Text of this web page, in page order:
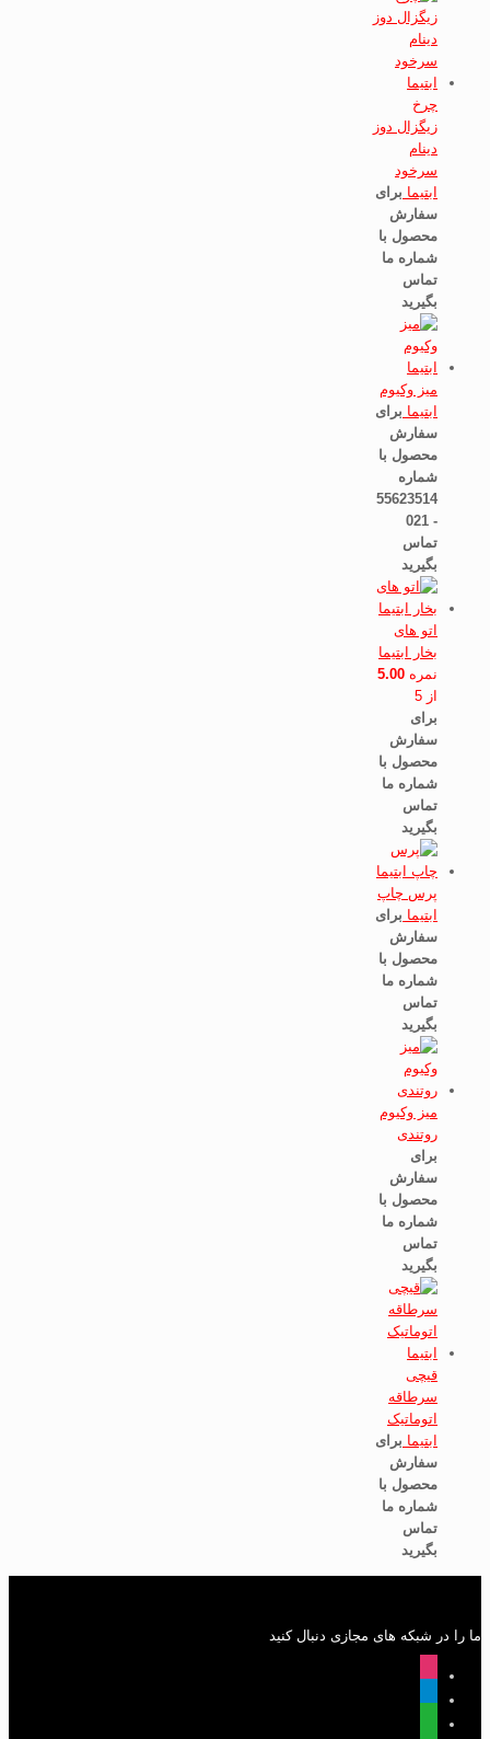
چرخ
زیگزال دوز
دینام
سرخود
ابتیما برای
سفارش
محصول با
شماره ما
تماس
بگیرید
میز وکیوم
ابتیما برای
سفارش
محصول با
شماره
55623514
- 021
تماس
بگیرید
اتو های
بخار ابتیما
نمره 5.00
از 5
برای
سفارش
محصول با
شماره ما
تماس
بگیرید
پرس چاپ
ابتیما برای
سفارش
محصول با
شماره ما
تماس
بگیرید
میز وکیوم
روتندی
برای
سفارش
محصول با
شماره ما
تماس
بگیرید
قیچی
سرطاقه
اتوماتیک
ابتیما برای
سفارش
محصول با
شماره ما
تماس
بگیرید
ما را در شبکه های مجازی دنبال کنید